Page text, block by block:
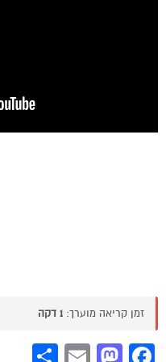
זמן קריאה מוערך: 1 דקה
Facebook
Mastodon
Email